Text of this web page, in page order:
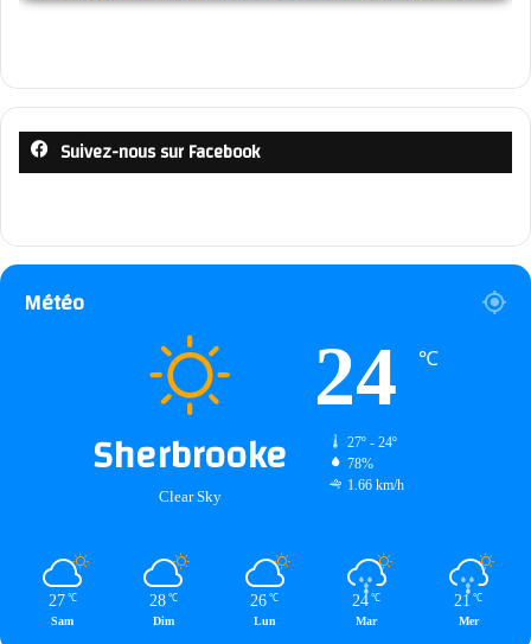
Suivez-nous sur Facebook
Météo
Sherbrooke
Clear Sky
24 ℃
27º - 24º
78%
1.66 km/h
27 ℃
Sam
28 ℃
Dim
26 ℃
Lun
24 ℃
Mar
21 ℃
Mer